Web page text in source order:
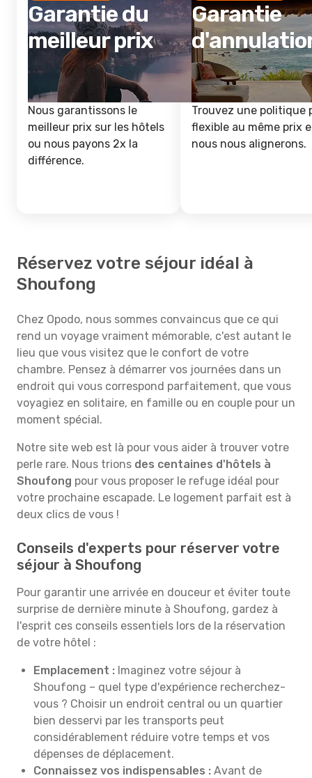
Garantie du
meilleur prix
Nous garantissons le
meilleur prix sur les hôtels
ou nous payons 2x la
différence.
Garantie
Trouvez une politique
flexible au même prix
nous nous alignerons.
Réservez votre séjour idéal à
Shoufong
Chez Opodo, nous sommes convaincus que ce qui
rend un voyage vraiment mémorable, c'est autant le
lieu que vous visitez que le confort de votre
chambre. Pensez à démarrer vos journées dans un
endroit qui vous correspond parfaitement, que vous
voyagiez en solitaire, en famille ou en couple pour un
moment spécial.
Notre site web est là pour vous aider à trouver votre
perle rare. Nous trions des centaines d'hôtels à
Shoufong pour vous proposer le refuge idéal pour
votre prochaine escapade. Le logement parfait est à
deux clics de vous !
Conseils d'experts pour réserver votre
séjour à Shoufong
Pour garantir une arrivée en douceur et éviter toute
surprise de dernière minute à Shoufong, gardez à
l'esprit ces conseils essentiels lors de la réservation
de votre hôtel :
Emplacement : Imaginez votre séjour à
Shoufong – quel type d'expérience recherchez-
vous ? Choisir un endroit central ou un quartier
bien desservi par les transports peut
considérablement réduire votre temps et vos
dépenses de déplacement.
Connaissez vos indispensables : Avant de